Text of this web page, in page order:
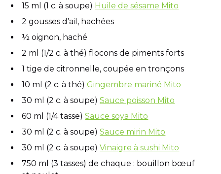
15 ml (1 c. à soupe) Huile de sésame Mito
2 gousses d’ail, hachées
½ oignon, haché
2 ml (1/2 c. à thé) flocons de piments forts
1 tige de citronnelle, coupée en tronçons
10 ml (2 c. à thé)Gingembre mariné Mito
30 ml (2 c. à soupe)Sauce poisson Mito
60 ml (1/4 tasse)Sauce soya Mito
30 ml (2 c. à soupe)Sauce mirin Mito
30 ml (2 c. à soupe)Vinaigre à sushi Mito
750 ml (3 tasses) de chaque : bouillon bœuf